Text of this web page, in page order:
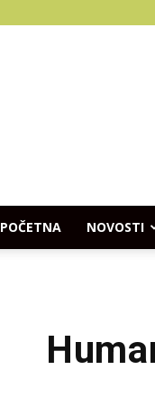
POČETNA NOVOSTI